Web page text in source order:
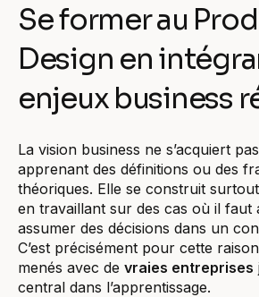
Se former au
Design en
enjeux business
La vision business ne s’acquiert
apprenant des définitions ou des
théoriques. Elle se construit
en travaillant sur des cas où il faut
assumer des décisions dans un
C’est précisément pour cette
menés avec de vraies entreprises
central dans l’apprentissage.